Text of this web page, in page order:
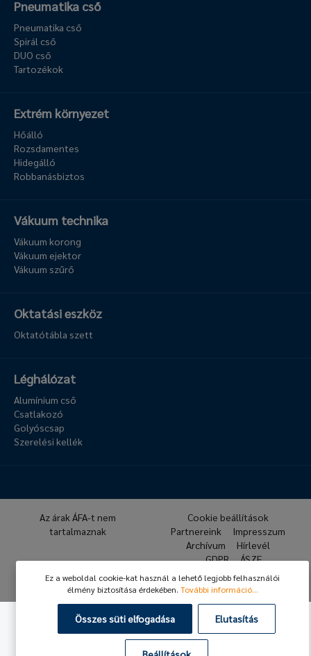
Pneumatika cső
Pneumatika cső
Spirál cső
DUO cső
Tartozékok
Extrém környezet
Hőálló
Rozsdamentes
Hidegálló
Robbanásbiztos
Vákuum technika
Vákuum korong
Vákuum ejektor
Vákuum szűrő
Oktatási eszköz
Oktatótábla szett
Léghálózat
Alumínium cső
Csatlakozó
Golyóscsap
Szerelési kellék
© 2026 Hafner Pneumatika
Az árak ÁFA-t nem
tartalmaznak
Cookie beállítások
Partnereink
Impresszum
Archívum
Hírlevél
GDPR
ÁSZF
Ez a weboldal cookie-kat használ a lehető legjobb felhasználói
élmény biztosítása érdekében. További információ...
Összes süti elfogadása Elutasítás